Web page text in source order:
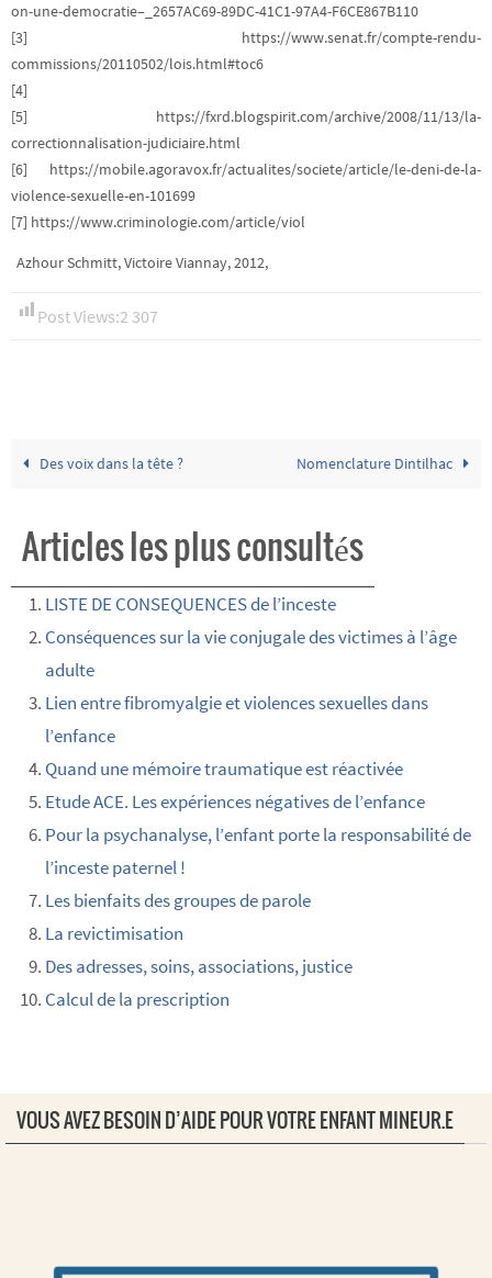
on-une-democratie–_2657AC69-89DC-41C1-97A4-F6CE867B110
[3] https://www.senat.fr/compte-rendu-
commissions/20110502/lois.html#toc6
[4]
[5] https://fxrd.blogspirit.com/archive/2008/11/13/la-
correctionnalisation-judiciaire.html
[6] https://mobile.agoravox.fr/actualites/societe/article/le-deni-de-la-
violence-sexuelle-en-101699
[7] https://www.criminologie.com/article/viol
Azhour Schmitt, Victoire Viannay, 2012,
Post Views:2 307
Des voix dans la tête ? Nomenclature Dintilhac
Articles les plus consultés
LISTE DE CONSEQUENCES de l’inceste
Conséquences sur la vie conjugale des victimes à l’âge
adulte
Lien entre fibromyalgie et violences sexuelles dans
l’enfance
Quand une mémoire traumatique est réactivée
Etude ACE. Les expériences négatives de l’enfance
Pour la psychanalyse, l’enfant porte la responsabilité de
l’inceste paternel !
Les bienfaits des groupes de parole
La revictimisation
Des adresses, soins, associations, justice
Calcul de la prescription
VOUS AVEZ BESOIN D’AIDE POUR VOTRE ENFANT MINEUR.E